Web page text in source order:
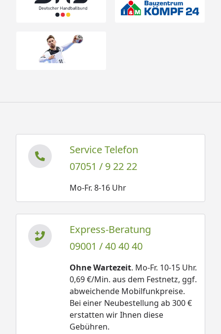
Service Telefon
07051 / 9 22 22
Mo-Fr. 8-16 Uhr
Express-Beratung
09001 / 40 40 40
Ohne Wartezeit. Mo-Fr. 10-15 Uhr.
0,69 €/Min. aus dem Festnetz, ggf.
abweichende Mobilfunkpreise.
Bei einer Neubestellung ab 300 €
erstatten wir Ihnen diese
Gebühren.